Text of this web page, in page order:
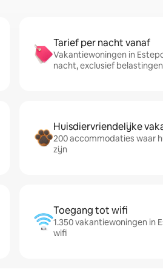
Tarief per nacht vanaf
Vakantiewoningen in
nacht, exclusief
Huisdiervriendelijke
200 accommodaties waar
zijn
Toegang tot wifi
1.350 vakantiewoningen in
wifi